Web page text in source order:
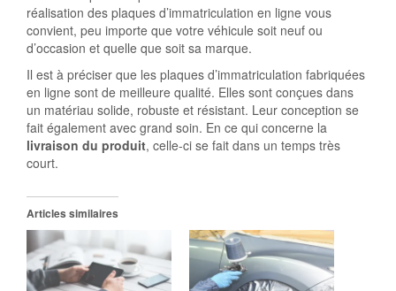
réalisation des plaques d’immatriculation en ligne vous
convient, peu importe que votre véhicule soit neuf ou
d’occasion et quelle que soit sa marque.
Il est à préciser que les plaques d’immatriculation fabriquées
en ligne sont de meilleure qualité. Elles sont conçues dans
un matériau solide, robuste et résistant. Leur conception se
fait également avec grand soin. En ce qui concerne la
livraison du produit, celle-ci se fait dans un temps très
court.
Articles similaires